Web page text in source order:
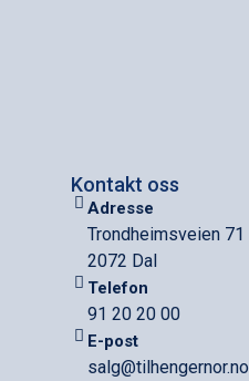
Kontakt oss
Adresse
Trondheimsveien 71
2072 Dal
Telefon
91 20 20 00
E-post
salg@tilhengernor.no